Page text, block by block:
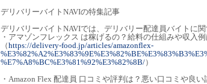
デリバリーバイトNAVIの特集記事
デリバリーバイトNAVIでは、デリバリー配達員バイトに
・アマゾンフレックス は稼げるの？給料の仕組みや収入
（https://delivery-food.jp/articles/amazonflex-
%E7%A8%BC%E3%81%92%E3%82%8B/）
・Amazon Flex 配達員 口コミや評判は？悪い口コミや良